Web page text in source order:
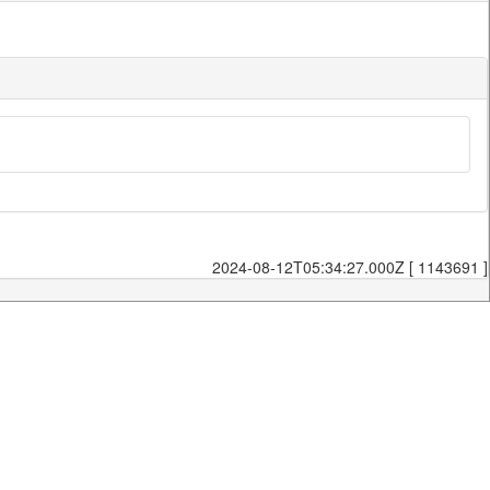
2024-08-12T05:34:27.000Z [ 1143691 ]